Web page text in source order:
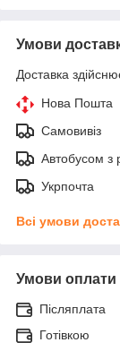
Умови
Доставка
Нова Пошта
Самовивіз
Автобусом з
Укрпочта
Всі умови
Умови оплати
Післяплата
Готівкою